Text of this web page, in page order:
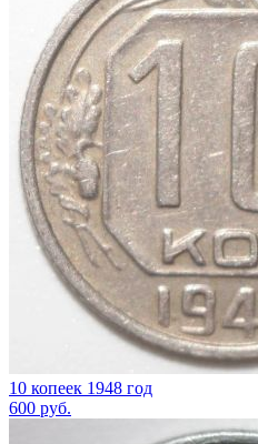
10 копеек 1948 год
600 руб.